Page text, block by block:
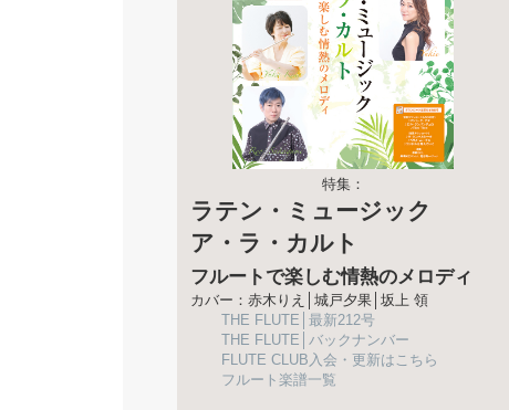
特集：
ラテン・ミュージック
ア・ラ・カルト
フルートで楽しむ情熱のメロディ
カバー：赤木りえ│城戸夕果│坂上 領
THE FLUTE│最新212号
THE FLUTE│バックナンバー
FLUTE CLUB入会・更新はこちら
フルート楽譜一覧